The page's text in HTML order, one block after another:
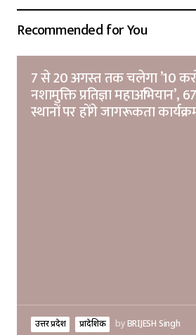
Recommended for You
7 से 20 अगस्त तक चलेगा ’10
नशामुक्ति प्रतिज्ञा महाअभियान’, 67
स्थानों पर होंगे जागरूकता
उत्तर प्रदेश प्रादेशिक byBRIJESH Singh